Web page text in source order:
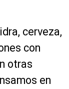
cerveza,
con
otras
en